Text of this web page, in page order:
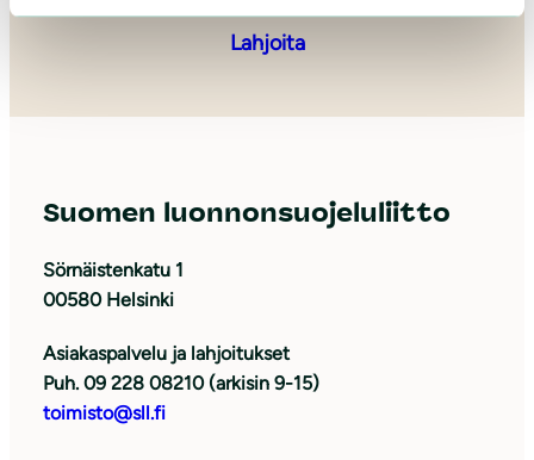
Lahjoita
Suomen luonnonsuojeluliitto
Sörnäistenkatu 1
00580 Helsinki
Asiakaspalvelu ja lahjoitukset
Puh. 09 228 08210 (arkisin 9-15)
toimisto@sll.fi